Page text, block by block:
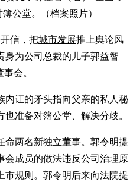
公堂。（档案照片）
信，把城市发展推上舆论风
身为公司总裁的儿子郭益智
会。
内讧的矛头指向父亲的私人秘
准备对簿公堂、解决分歧。
命两名新独立董事。郭令明提
会成员的做法违反公司治理原
市规则。郭令明后来向法院提